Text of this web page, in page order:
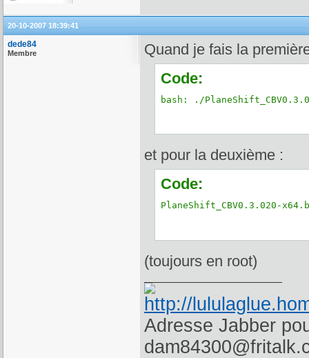
20-10-2007 18:39:41
dede84
Membre
Quand je fais la
Code:
bash: ./
et pour la deuxième :
Code:
PlaneShift_CBV0.3.020-
(toujours en root)
Adresse Jabber